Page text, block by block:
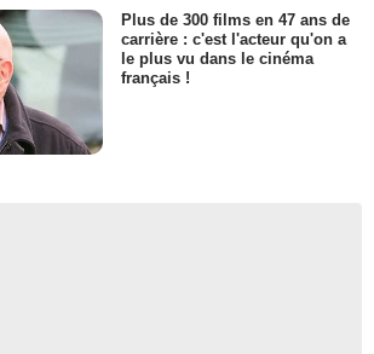
Plus de 300 films en 47 ans de
carrière : c'est l'acteur qu'on a
le plus vu dans le cinéma
français !